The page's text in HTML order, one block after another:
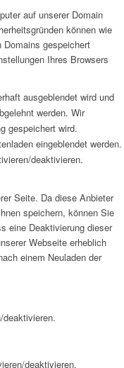
auf unserer Domain
können wie
Domains gespeichert
Ihres Browsers
ausgeblendet wird und
werden. Wir
gespeichert wird.
eingeblendet werden.
deaktivieren.
Seite. Da diese Anbieter
speichern, können Sie
eine Deaktivierung dieser
Webseite erheblich
einem Neuladen der
deaktivieren.